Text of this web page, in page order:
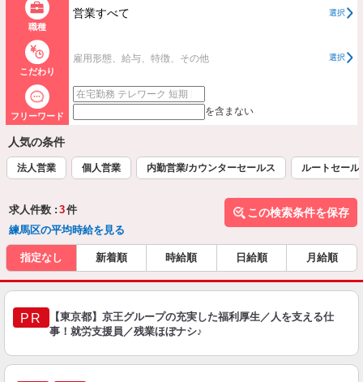
職種
営業すべて 選択
こだわり
雇用形態、給与、特徴、その他 選択
フリーワード を含まない
人気の条件
法人営業 個人営業 内勤営業/カウンターセールス ルートセール
求人件数 : 3件
練馬区の平均時給を見る
この検索条件を保存
指定なし 新着順 時給順 日給順 月給順
PR
【東京都】京王グループの充実した福利厚生／人を支える仕
事！就労支援員／残業ほぼナシ♪